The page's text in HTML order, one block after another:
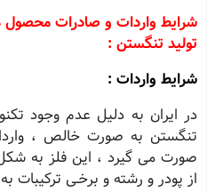
شرایط واردات و صادرات
تولید تنگستن :
شرایط واردات :
در ایران به دلیل عدم وجود
تنگستن به صورت خالص ،
صورت می گیرد ، این فلز به
از پودر و رشته و برخـی ترکیبات